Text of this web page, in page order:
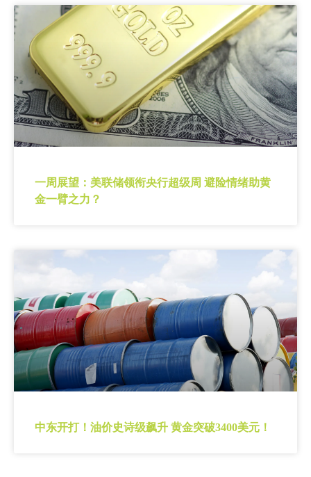
一周展望：美联储领衔央行超级周 避险情绪助黄
金一臂之力？
中东开打！油价史诗级飙升 黄金突破3400美元！